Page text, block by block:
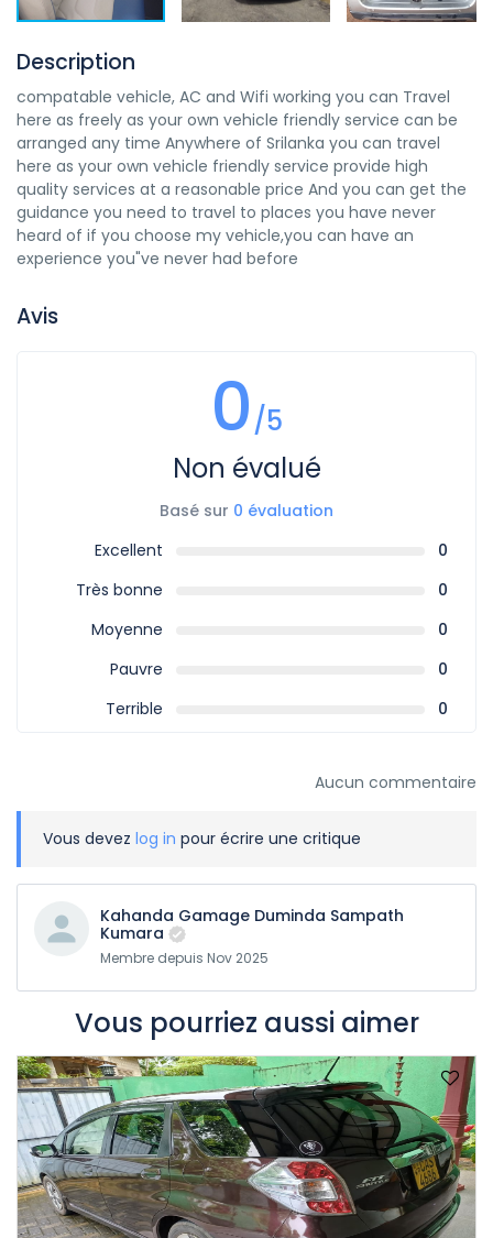
Description
compatable vehicle, AC and Wifi working you can Travel
here as freely as your own vehicle friendly service can be
arranged any time Anywhere of Srilanka you can travel
here as your own vehicle friendly service provide high
quality services at a reasonable price And you can get the
guidance you need to travel to places you have never
heard of if you choose my vehicle,you can have an
experience you"ve never had before
Avis
0/5
Non évalué
Basé sur 0 évaluation
Excellent
0
Très bonne
0
Moyenne
0
Pauvre
0
Terrible
0
Aucun commentaire
Vous devez log in pour écrire une critique
Kahanda Gamage Duminda Sampath
Kumara
Membre depuis Nov 2025
Vous pourriez aussi aimer